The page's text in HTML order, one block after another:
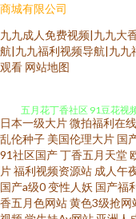
商城有限公司
九九成人免费视频|九九大
航|九九福利视频导航|九
观看 网站地图
久久婷婷视频在线播放 亚
五月花丁香社区 91豆花视
91伊人资源站 91社区男人
日本一级大片微拍福利在
乱伦种子 美国伦理大片 国
91社区国产丁香五月天堂
片福利视频资源站 成人午
国产a级0变性人妖 国产福
香五月色网站黄色3级抢网